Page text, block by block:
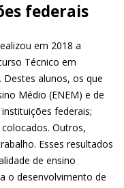
federais
em 2018 a
Técnico em
alunos, os que
Médio (ENEM) e de
federais;
Outros,
Esses resultados
de ensino
o desenvolvimento de